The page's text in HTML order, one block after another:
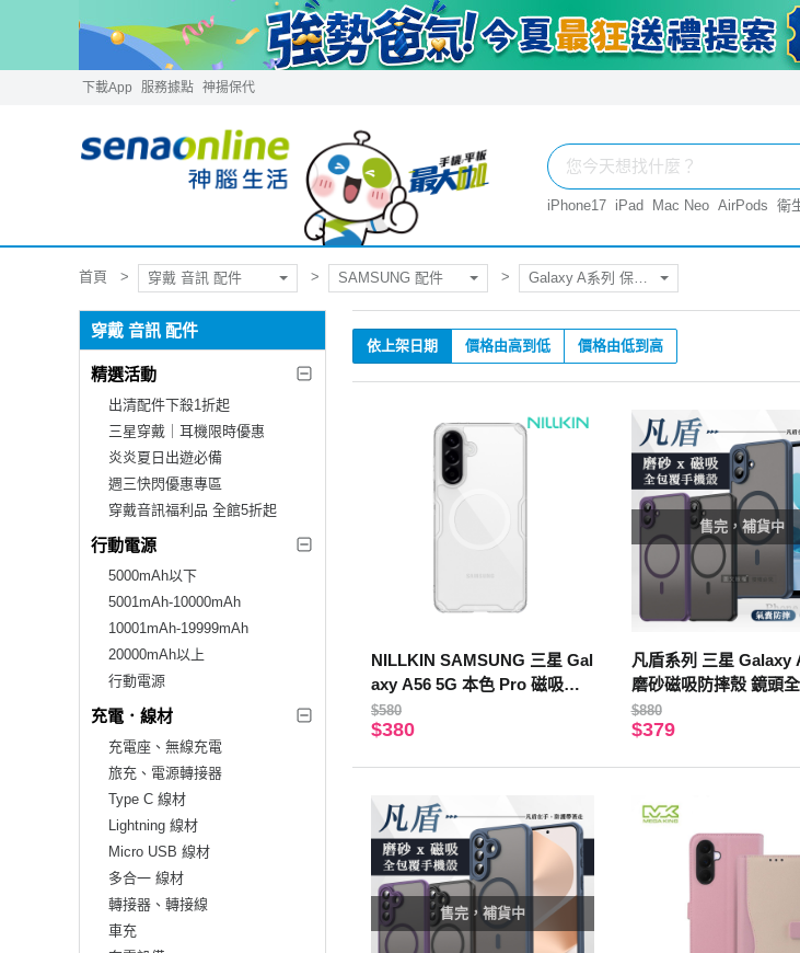
下載App 服務據點 神揚保代
iPhone17 iPad Mac Neo AirPods 衛
首頁 穿戴 音訊 配件 SAMSUNG 配件
穿戴 音訊 配件
精選活動
出清配件下殺1折起
三星穿戴｜耳機限時優惠
炎炎夏日出遊必備
週三快閃優惠專區
穿戴音訊福利品 全館5折起
行動電源
5000mAh以下
5001mAh-10000mAh
10001mAh-19999mAh
20000mAh以上
行動電源
充電．線材
充電座、無線充電
旅充、電源轉接器
Type C 線材
Lightning 線材
Micro USB 線材
多合一 線材
轉接器、轉接線
車充
依上架日期 價格由高到低 價格由低到高
NILLKIN SAMSUNG 三星 Gal
axy A56 5G 本色 Pro 磁吸保
護套
$580
$380
售完，補貨中
凡盾系列 三星 Galaxy
磨砂磁吸防摔殼 鏡頭
機殼(海軍藍)
$880
$379
售完，補貨中